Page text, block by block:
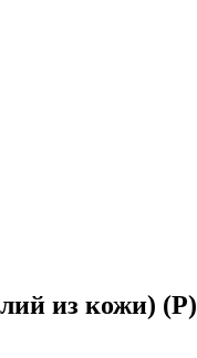
из кожи) (Р)